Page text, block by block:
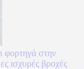
φορτηγά στην
ισχυρές βροχές